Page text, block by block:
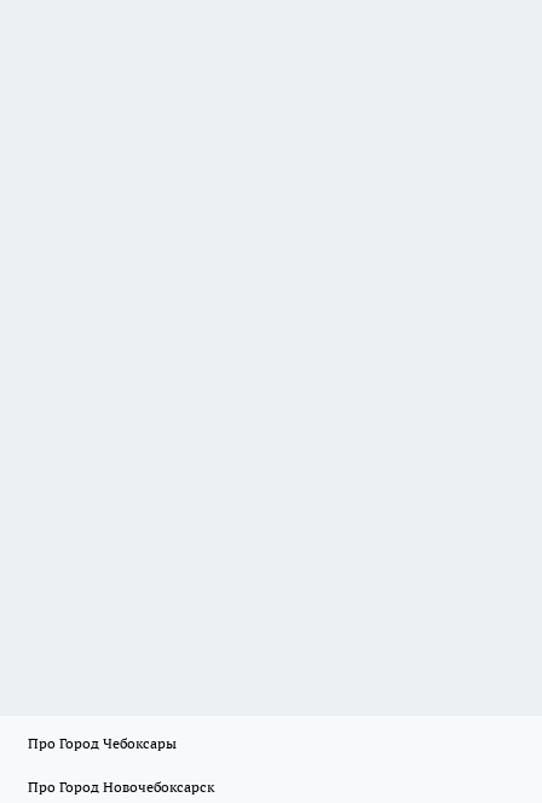
Про Город Чебоксары
Про Город Новочебоксарск